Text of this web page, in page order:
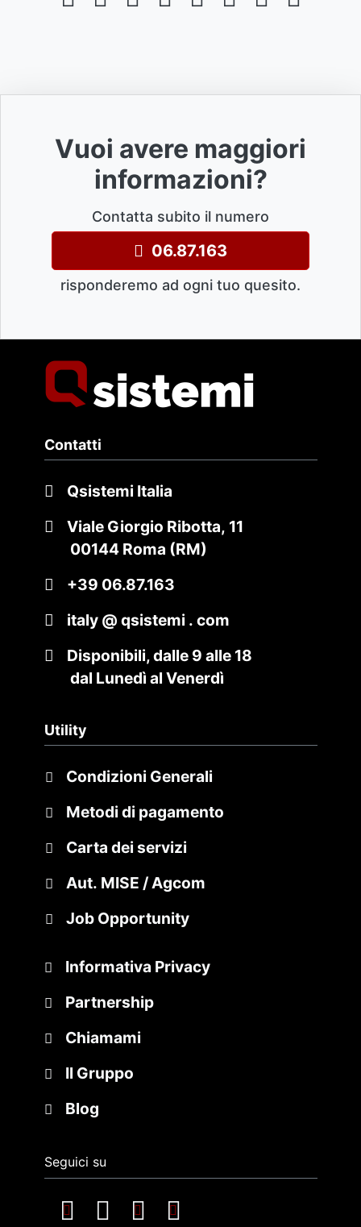
Vuoi avere maggiori
informazioni?
Contatta subito il numero
06.87.163
risponderemo ad ogni tuo quesito.
Contatti
Qsistemi Italia
Viale Giorgio Ribotta, 11
00144 Roma (RM)
+39 06.87.163
italy @ qsistemi . com
Disponibili, dalle 9 alle 18
dal Lunedì al Venerdì
Utility
Condizioni Generali
Metodi di pagamento
Carta dei servizi
Aut. MISE / Agcom
Job Opportunity
Informativa Privacy
Partnership
Chiamami
Il Gruppo
Blog
Seguici su